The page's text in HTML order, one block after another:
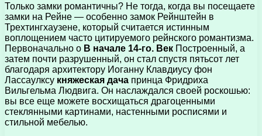
Только замки романтичны? Не тогда, когда вы посещаете
замки на Рейне — особенно замок Рейнштейн в
Трехтингхаузене, который считается истинным
воплощением часто цитируемого рейнского романтизма.
Первоначально о В начале 14-го. Век Построенный, а
затем почти разрушенный, он стал спустя пятьсот лет
благодаря архитектору Иоганну Клавдиусу фон
Лассаулксу княжеская дача принца Фридриха
Вильгельма Людвига. Он наслаждался своей роскошью:
вы все еще можете восхищаться драгоценными
стеклянными картинами, настенными росписями и
стильной мебелью.